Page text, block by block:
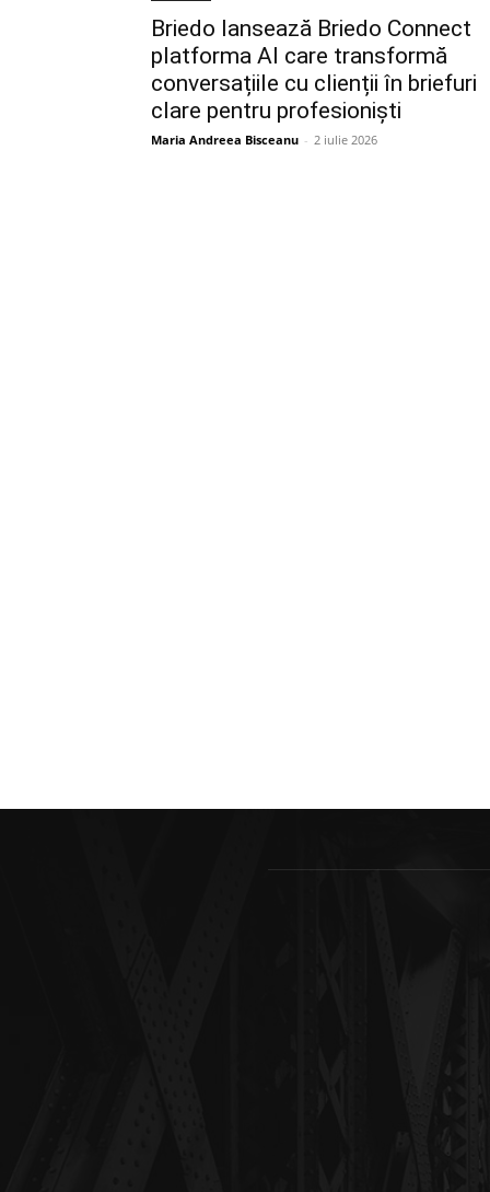
Briedo lansează Briedo Connect
platforma AI care transformă
conversațiile cu clienții în briefuri
clare pentru profesioniști
Maria Andreea Bisceanu - 2 iulie 2026